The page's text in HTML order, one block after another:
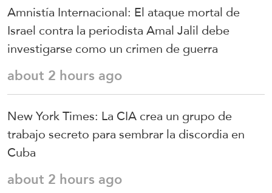
Amnistía Internacional: El ataque mortal de
Israel contra la periodista Amal Jalil debe
investigarse como un crimen de guerra
about 2 hours ago
New York Times: La CIA crea un grupo de
trabajo secreto para sembrar la discordia en
Cuba
about 2 hours ago